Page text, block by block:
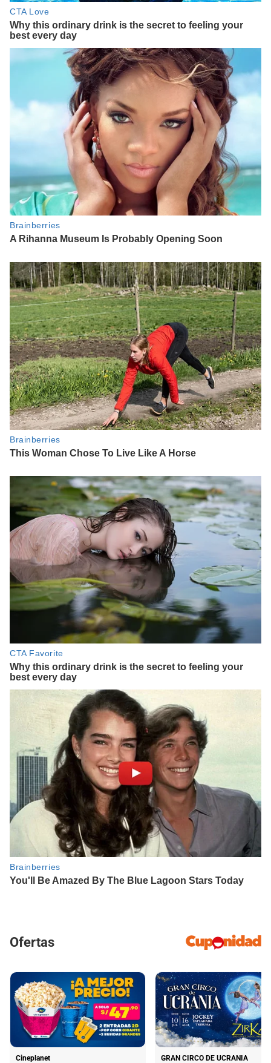
Ofertas
Cineplanet GRAN CIRCO DE UCRANIA